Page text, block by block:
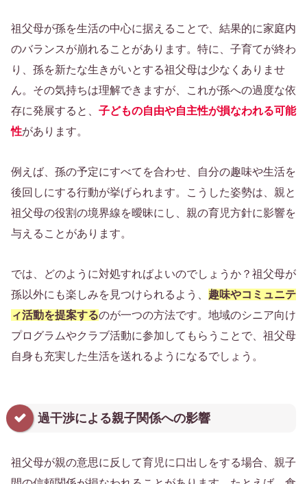
祖父母が孫を生活の中心に据えることで、結果的に家庭内
のバランスが崩れることがあります。特に、子育てが終わ
り、孫を新たな生きがいとする祖父母は少なくありませ
ん。その気持ちは理解できますが、これが孫への過度な依
存に発展すると、 子どもの自由や自主性が損なわれる可能
性があります。
例えば、孫の予定にすべてを合わせ、自分の趣味や生活を
後回しにする行動が挙げられます。こうした姿勢は、親と
祖父母の役割の境界線を曖昧にし、親の育児方針に影響を
与えることがあります。
では、どのように対処すればよいのでしょうか？祖父母が
孫以外にも楽しみを見つけられるよう、 趣味やコミュニテ
ィ活動を提案するのが一つの方法です。地域のシニア向け
プログラムやクラブ活動に参加してもらうことで、祖父母
自身も充実した生活を送れるようになるでしょう。
過干渉による親子関係への影響
祖父母が親の意思に反して育児に口出しをする場合、親子